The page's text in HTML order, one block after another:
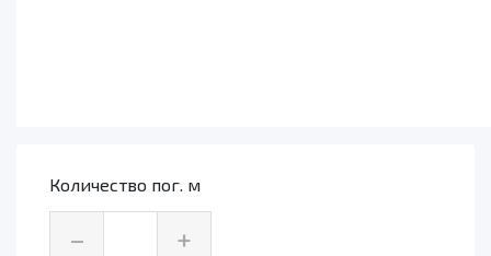
Количество пог. м
– +